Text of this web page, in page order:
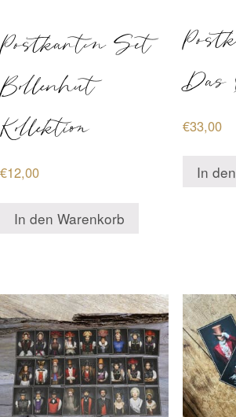
KONTAKT
0
Postkarten Set
Bollenhut
Kollektion
€12,00
In den Warenkorb
Das
€33,00
In